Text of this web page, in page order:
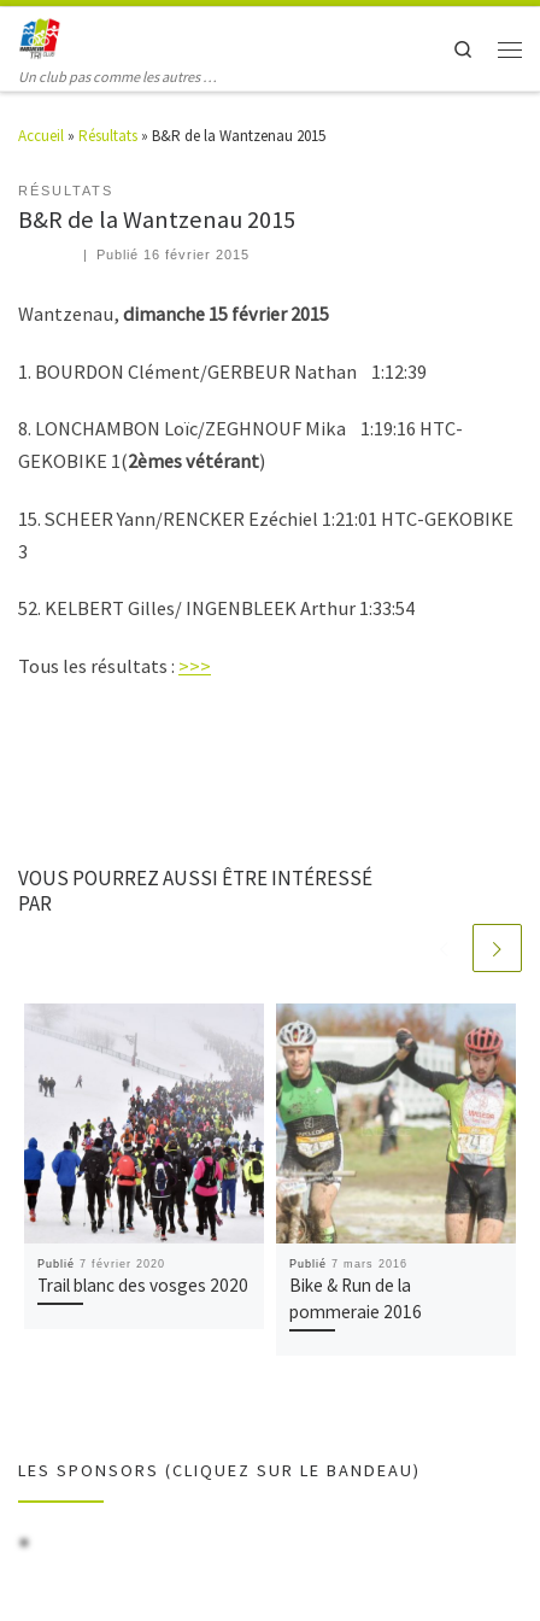
Un club pas comme les autres …
Search
Accueil » Résultats » B&R de la Wantzenau 2015
RÉSULTATS
B&R de la Wantzenau 2015
| Publié 16 février 2015
Wantzenau, dimanche 15 février 2015
1. BOURDON Clément/GERBEUR Nathan 1:12:39
8. LONCHAMBON Loïc/ZEGHNOUF Mika 1:19:16 HTC-
GEKOBIKE 1(2èmes vétérant)
15. SCHEER Yann/RENCKER Ezéchiel 1:21:01 HTC-GEKOBIKE
3
52. KELBERT Gilles/ INGENBLEEK Arthur 1:33:54
Tous les résultats : >>>
VOUS POURREZ AUSSI ÊTRE INTÉRESSÉ
PAR
Publié 7 février 2020
Trail blanc des vosges 2020
Publié 7 mars 2016
Bike & Run de la
pommeraie 2016
LES SPONSORS (CLIQUEZ SUR LE BANDEAU)